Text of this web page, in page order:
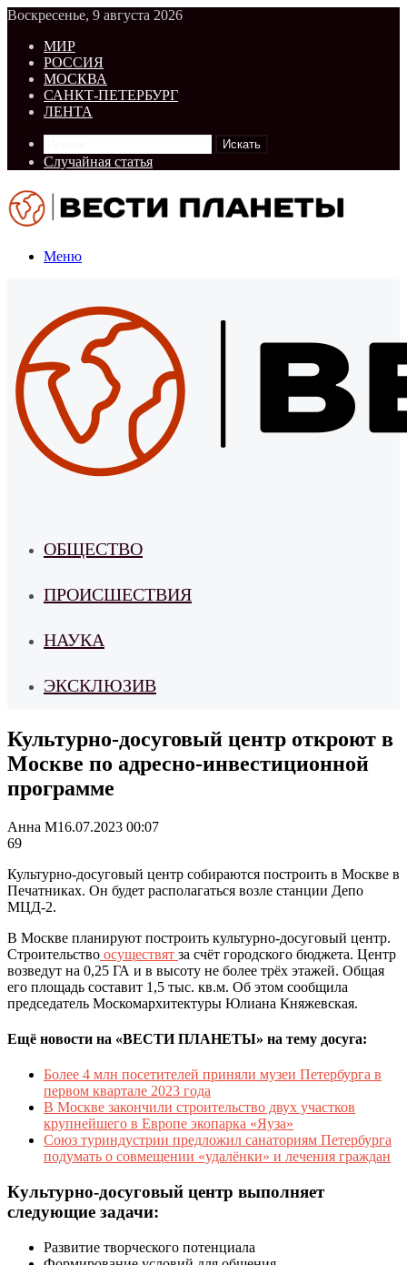
Воскресенье, 9 августа 2026
МИР
РОССИЯ
МОСКВА
САНКТ-ПЕТЕРБУРГ
ЛЕНТА
Искать
Случайная статья
Меню
ОБЩЕСТВО
ПРОИСШЕСТВИЯ
НАУКА
ЭКСКЛЮЗИВ
Культурно-досуговый центр откроют в
Москве по адресно-инвестиционной
программе
Анна М16.07.2023 00:07
69
Культурно-досуговый центр собираются построить в Москве в
Печатниках. Он будет располагаться возле станции Депо
МЦД-2.
В Москве планируют построить культурно-досуговый центр.
Строительство осуществят за счёт городского бюджета. Центр
возведут на 0,25 ГА и в высоту не более трёх этажей. Общая
его площадь составит 1,5 тыс. кв.м. Об этом сообщила
председатель Москомархитектуры Юлиана Княжевская.
Ещё новости на «ВЕСТИ ПЛАНЕТЫ» на тему досуга:
Более 4 млн посетителей приняли музеи Петербурга в
первом квартале 2023 года
В Москве закончили строительство двух участков
крупнейшего в Европе экопарка «Яуза»
Союз туриндустрии предложил санаториям Петербурга
подумать о совмещении «удалёнки» и лечения граждан
Культурно-досуговый центр выполняет
следующие задачи:
Развитие творческого потенциала